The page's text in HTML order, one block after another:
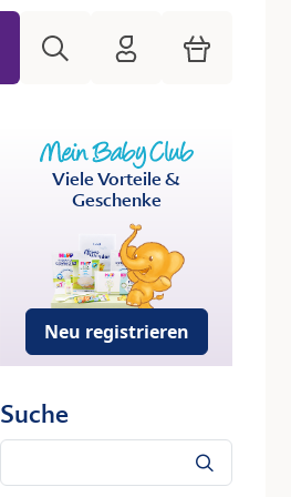
HiPP Mein Babyclub
Warenkorb
Viele Vorteile &
Geschenke
Neu registrieren
Suche